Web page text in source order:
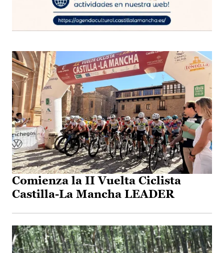
Comienza la II Vuelta Ciclista
Castilla-La Mancha LEADER